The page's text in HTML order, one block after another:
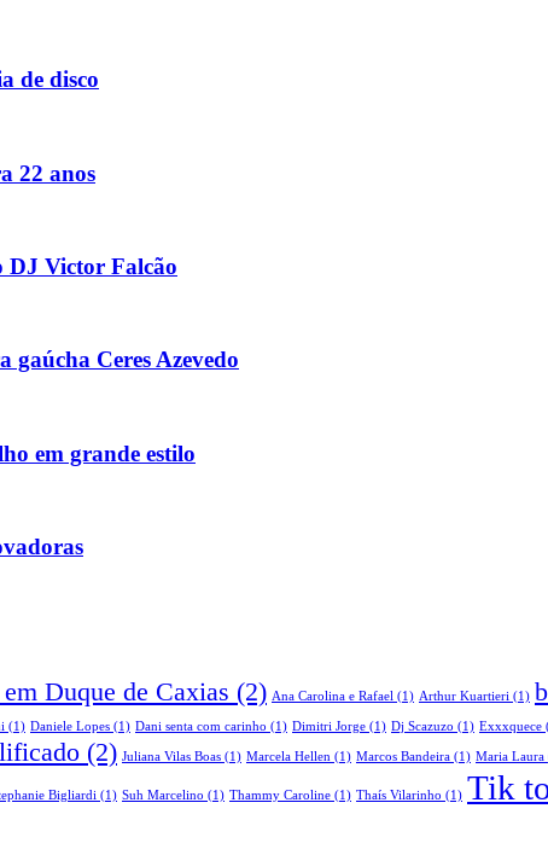
de disco
22 anos
DJ Victor Falcão
Ceres Azevedo
em grande estilo
Duque de Caxias (2) Ana Carolina e Rafael (1) Arthur Kuartieri (1)
(1) Daniele Lopes (1) Dani senta com carinho (1) Dimitri Jorge (1) Dj Scazuzo (1) Exxxquece
(2) Juliana Vilas Boas (1) Marcela Hellen (1) Marcos Bandeira (1) Maria Laura
Bigliardi (1) Suh Marcelino (1) Thammy Caroline (1) Thaís Vilarinho (1) Tik